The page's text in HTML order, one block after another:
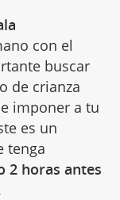
con el
buscar
de crianza
imponer a tu
es un
tenga
2 horas antes